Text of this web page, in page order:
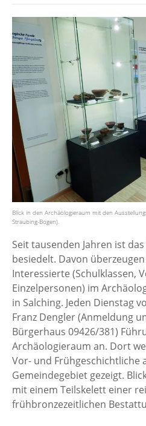
Blick in den Archäologieraum mit den
Straubing-Bogen).
Seit tausenden Jahren ist
besiedelt. Davon
Interessierte (Schulklassen,
Einzelpersonen) im
in Salching. Jeden Dienstag
Franz Dengler (Anmeldung
Bürgerhaus 09426/381)
Archäologieraum an. Dort
Vor- und Frühgeschichtliche
Gemeindegebiet gezeigt.
mit einem Teilskelett einer
frühbronzezeitlichen